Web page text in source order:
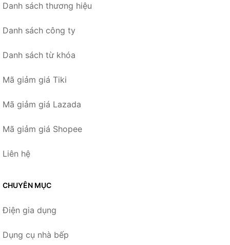
Danh sách thương hiệu
Danh sách công ty
Danh sách từ khóa
Mã giảm giá Tiki
Mã giảm giá Lazada
Mã giảm giá Shopee
Liên hệ
CHUYÊN MỤC
Điện gia dụng
Dụng cụ nhà bếp